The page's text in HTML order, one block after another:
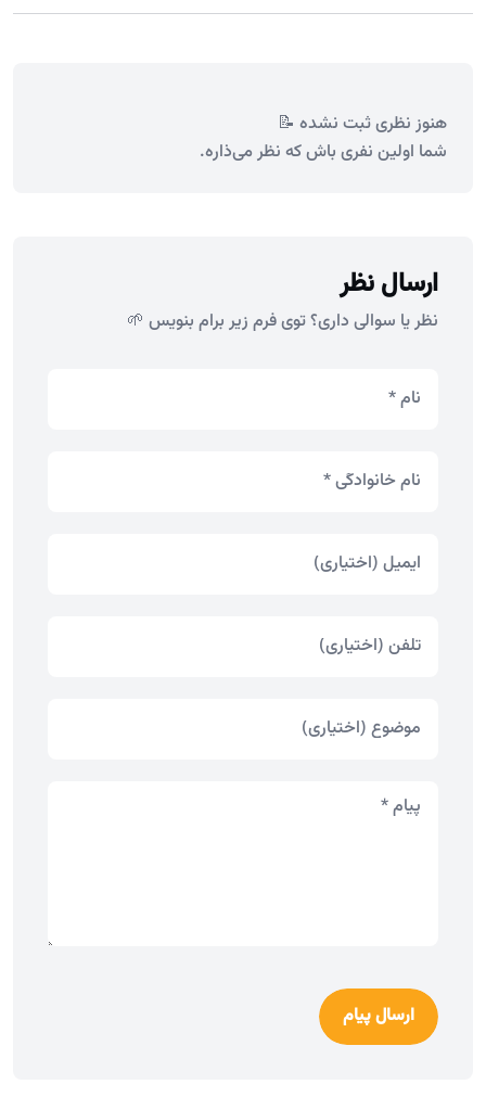
هنوز نظری ثبت نشده 📝
شما اولین نفری باش که نظر می‌ذاره.
ارسال نظر
نظر یا سوالی داری؟ توی فرم زیر برام بنویس 🌱
ارسال پیام